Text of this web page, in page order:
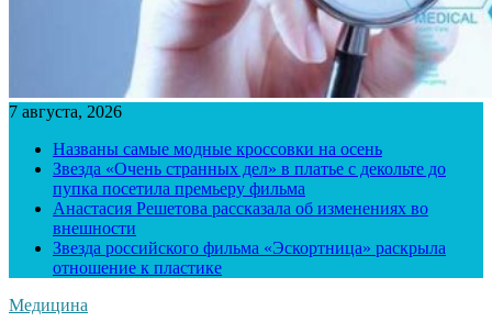
7 августа, 2026
Названы самые модные кроссовки на осень
Звезда «Очень странных дел» в платье с декольте до
пупка посетила премьеру фильма
Анастасия Решетова рассказала об изменениях во
внешности
Звезда российского фильма «Эскортница» раскрыла
отношение к пластике
Медицина